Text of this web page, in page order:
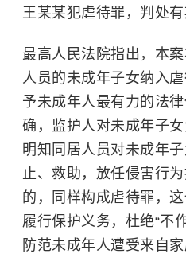
王某某犯虐待罪，判处有
最高人民法院指出，本
人员的未成年子女纳入
予未成年人最有力的法
确，监护人对未成年子女
明知同居人员对未成年
止、救助，放任侵害行
的，同样构成虐待罪，
履行保护义务，杜绝“不
防范未成年人遭受来自